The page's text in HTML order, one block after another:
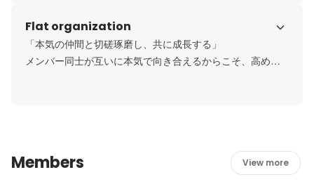
だからこそ、人を大切にできる人と共に、価値を創り続け
たいと考えます。
Flat organization
「本気の仲間と切磋琢磨し、共に成長する」
メンバー同士が互いに本気で向き合えるからこそ、高め合
Members View more